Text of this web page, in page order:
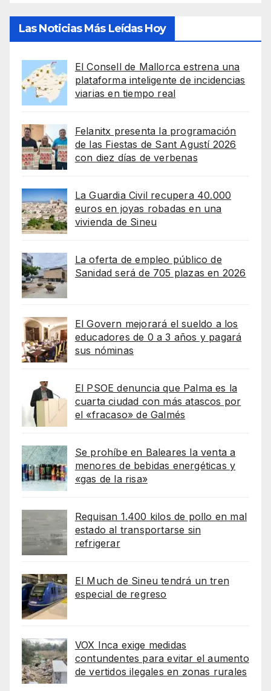
Las Noticias Más Leídas Hoy
El Consell de Mallorca estrena una
plataforma inteligente de incidencias
viarias en tiempo real
Felanitx presenta la programación
de las Fiestas de Sant Agustí 2026
con diez días de verbenas
La Guardia Civil recupera 40.000
euros en joyas robadas en una
vivienda de Sineu
La oferta de empleo público de
Sanidad será de 705 plazas en 2026
El Govern mejorará el sueldo a los
educadores de 0 a 3 años y pagará
sus nóminas
El PSOE denuncia que Palma es la
cuarta ciudad con más atascos por
el «fracaso» de Galmés
Se prohíbe en Baleares la venta a
menores de bebidas energéticas y
«gas de la risa»
Requisan 1.400 kilos de pollo en mal
estado al transportarse sin
refrigerar
El Much de Sineu tendrá un tren
especial de regreso
VOX Inca exige medidas
contundentes para evitar el aumento
de vertidos ilegales en zonas rurales